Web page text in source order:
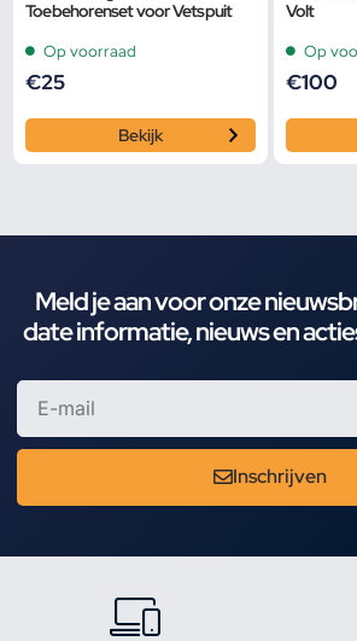
Toebehorenset voor Vetspuit
Op voorraad
€25
Bekijk
Volt
Op
€100
Meld je aan voor onze
date informatie, nieuws en
Inschrijven